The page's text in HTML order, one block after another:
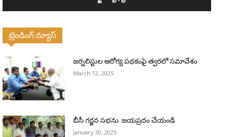
ట్రెండింగ్ న్యూస్
జర్నలిస్టుల ఆరోగ్య పథకంపై త్వరలో సమావేశం
March 12, 2025
బీసీ గర్జన సభను జయప్రదం చేయండి
January 30, 2025